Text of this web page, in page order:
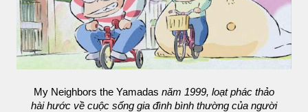
My Neighbors the Yamadas năm 1999, loạt phác thảo
hài hước về cuộc sống gia đình bình thường của người